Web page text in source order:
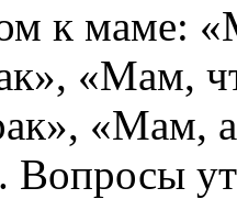
к маме:
«Мам,
«Мам,
Вопросы